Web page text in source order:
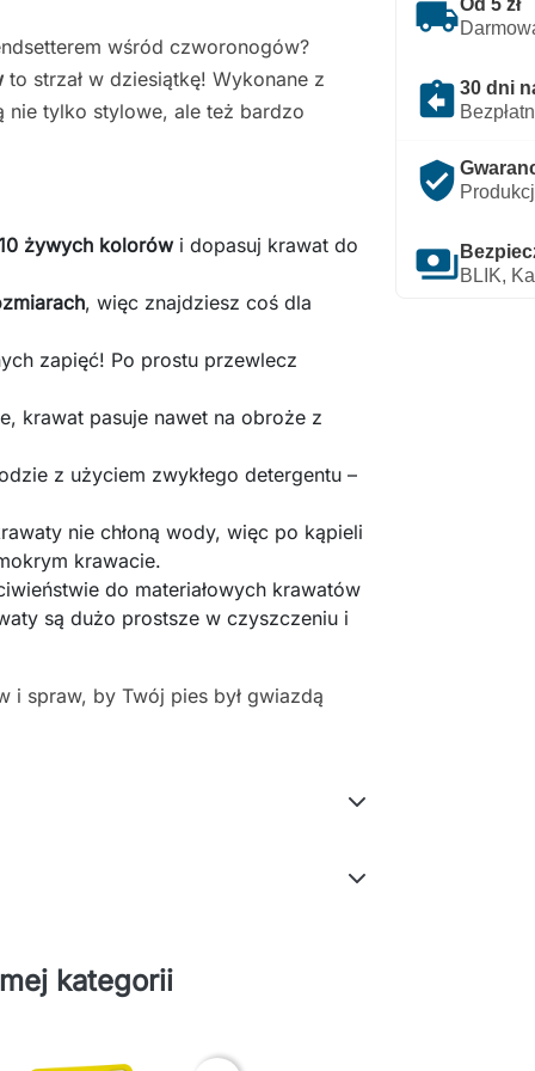
local_shipping
assignment_return 30 dni
verified_user
paymentsBLIK,
wśród czworonogów?
to strzał w dziesiątkę! Wykonane z
nie tylko stylowe, ale też bardzo
żywych kolorów i dopasuj krawat do
, więc znajdziesz coś dla
zapięć! Po prostu przewlecz
krawat pasuje nawet na obroże z
z użyciem zwykłego detergentu –
nie chłoną wody, więc po kąpieli
krawacie.
do materiałowych krawatów
są dużo prostsze w czyszczeniu i
i spraw, by Twój pies był gwiazdą
kategorii